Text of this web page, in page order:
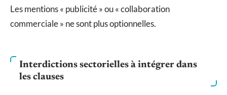
Les mentions « publicité » ou « collaboration
commerciale » ne sont plus optionnelles.
Interdictions sectorielles à intégrer dans
les clauses